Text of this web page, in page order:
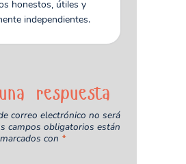
honestos, útiles y
independientes.
respuesta
correo electrónico no será
campos obligatorios están
marcados con *